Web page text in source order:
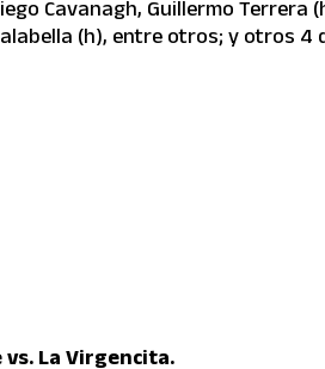
Cavanagh, Guillermo Terrera
(h), entre otros; y otros 4
La Virgencita.